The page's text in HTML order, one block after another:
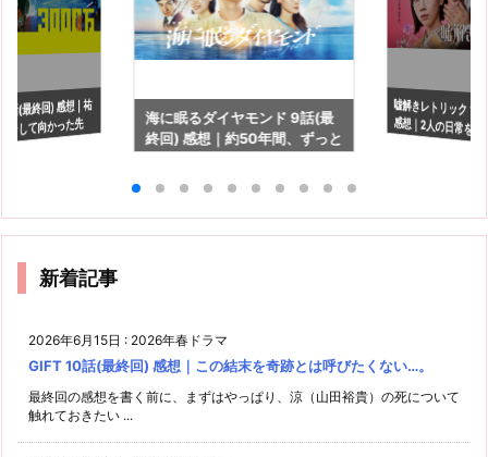
(最終回) 感想｜祐
ンして向かった先
海に眠るダイヤモンド 9話(最
終回) 感想｜約50年間、ずっと
嘘解きレトリック
感想｜2人の日常を
見たい…
新着記事
2026年6月15日 : 2026年春ドラマ
GIFT 10話(最終回) 感想｜この結末を奇跡とは呼びたくない…。
最終回の感想を書く前に、まずはやっぱり、涼（山田裕貴）の死について
触れておきたい ...